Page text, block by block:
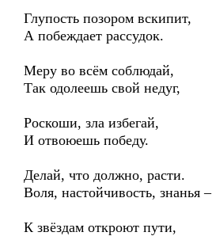
Глупость позором вскипит,
А побеждает рассудок.
Меру во всём соблюдай,
Так одолеешь свой недуг,
Роскоши, зла избегай,
И отвоюешь победу.
Делай, что должно, расти.
Воля, настойчивость, знанья –
К звёздам откроют пути,